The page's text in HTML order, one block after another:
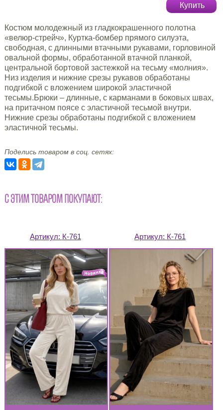
Купить
Костюм молодежный из гладкокрашенного полотна
«велюр-стрейч», Куртка-бомбер прямого силуэта,
свободная, с длинными втачными рукавами, горловиной
овальной формы, обработанной втачной планкой,
центральной бортовой застежкой на тесьму «молния».
Низ изделия и нижние срезы рукавов обработаны
подгибкой с вложением широкой эластичной
тесьмы.Брюки – длинные, с карманами в боковых швах,
на притачном поясе с эластичной тесьмой внутри.
Нижние срезы обработаны подгибкой с вложением
эластичной тесьмы.
Поделись товаром в соц. сетях:
С ЭТИМ ТОВАРОМ ПОКУПАЮТ:
Артикул: К-761 Артикул: К-761